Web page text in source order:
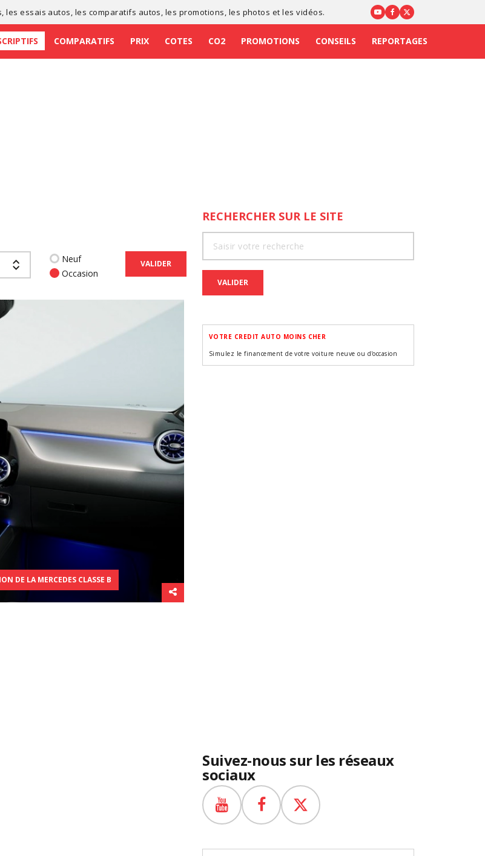
, lesessais autos , les comparatifs autos , les promotions , les photos et les vidéos.
COMPARATIFS PRIX COTES CO2 PROMOTIONS CONSEILS REPORTAGES
Neuf
Occasion
VALIDER
DE LA MERCEDES CLASSE B
RECHERCHER SUR LE SITE
VALIDER
VOTRE CREDIT AUTO MOINS CHER
Simulez le financement de votre voiture neuve ou d'occasion
Suivez-nous sur les réseaux
sociaux